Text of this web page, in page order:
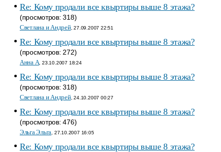
Re: Кому продали все квыртиры выше 8 этажа?
(просмотров: 318)
Светлана и Андрей, 27.09.2007 22:51
Re: Кому продали все квыртиры выше 8 этажа?
(просмотров: 272)
Анна A , 23.10.2007 18:24
Re: Кому продали все квыртиры выше 8 этажа?
(просмотров: 318)
Светлана и Андрей, 24.10.2007 00:27
Re: Кому продали все квыртиры выше 8 этажа?
(просмотров: 476)
Эльга Эльга , 27.10.2007 16:05
Re: Кому продали все квыртиры выше 8 этажа?